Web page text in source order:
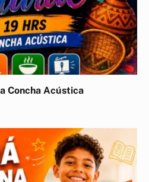
Concha Acústica